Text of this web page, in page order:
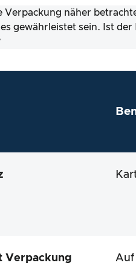
Verpackung näher
gewährleistet sein. Ist
Verpackung Auf